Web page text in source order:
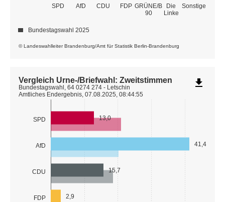
SPD AfD CDU FDP GRÜNE/B
90
Die
Linke
Sonstige
© Landeswahlleiter Brandenburg/Amt für Statistik Berlin-Brandenburg
Bundestagswahl 2025
SPD
AfD
CDU
FDP
13,0
41,4
15,7
2,9
Vergleich Urne-/Briefwahl: Zweitstimmen
Bundestagswahl, 64 0274 274 - Letschin
Amtliches Endergebnis, 07.08.2025, 08:44:55
file_download